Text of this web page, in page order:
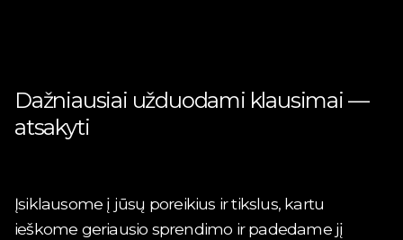
Dažniausiai užduodami klausimai —
atsakyti
Įsiklausome į jūsų poreikius ir tikslus, kartu
ieškome geriausio sprendimo ir padedame jį